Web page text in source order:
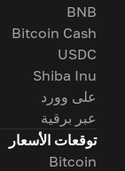
BNB
Bitcoin Cash
USDC
Shiba Inu
على وورد
عبر برقية
توقعات الأسعار
Bitcoin